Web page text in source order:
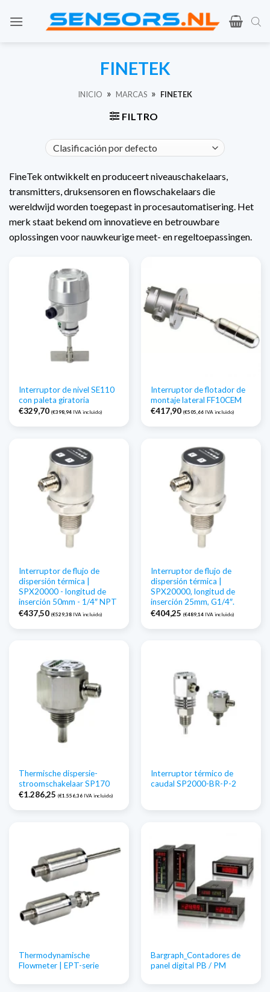
FINETEK
INICIO » MARCAS » FINETEK
FILTRO
FineTek ontwikkelt en produceert niveauschakelaars,
transmitters, druksensoren en flowschakelaars die
wereldwijd worden toegepast in procesautomatisering. Het
merk staat bekend om innovatieve en betrouwbare
oplossingen voor nauwkeurige meet- en regeltoepassingen.
Interruptor de nivel SE110
con paleta giratoria
€329,70 (€398,94 IVA incluido)
Interruptor de flotador de
montaje lateral FF10CEM
€417,90 (€505,66 IVA incluido)
Interruptor de flujo de
dispersión térmica |
SPX20000 - longitud de
inserción 50mm - 1/4″ NPT
€437,50 (€529,38 IVA incluido)
Interruptor de flujo de
dispersión térmica |
SPX20000, longitud de
inserción 25mm, G1/4″.
€404,25 (€489,14 IVA incluido)
Thermische dispersie-
stroomschakelaar SP170
€1.286,25 (€1.556,36 IVA incluido)
Interruptor térmico de
caudal SP2000-BR-P-2
Thermodynamische
Flowmeter | EPT-serie
Bargraph_Contadores de
panel digital PB / PM